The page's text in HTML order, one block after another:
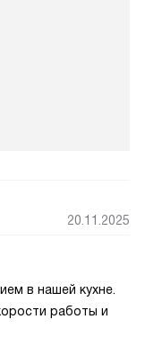
20.11.2025
в нашей кухне.
работы и